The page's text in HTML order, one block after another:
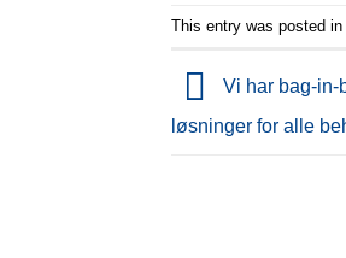
This entry was posted in
Vi har bag-in-
løsninger for alle